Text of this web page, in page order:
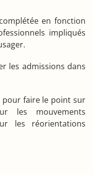
en fonction
impliqués
les admissions dans
pour faire le point sur
les mouvements
les réorientations